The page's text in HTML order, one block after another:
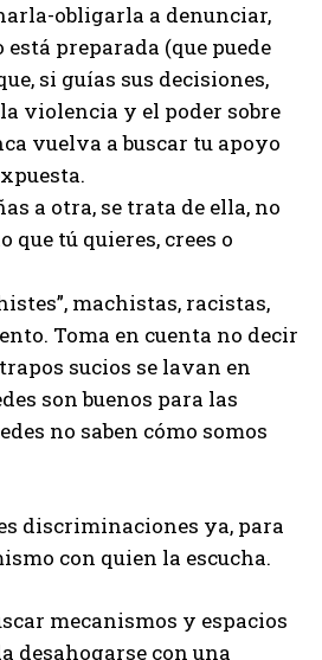
obligarla a denunciar,
está preparada (que puede
si guías sus decisiones,
violencia y el poder sobre
vuelva a buscar tu apoyo
a otra, se trata de ella, no
que tú quieres, crees o
machistas, racistas,
Toma en cuenta no decir
sucios se lavan en
son buenos para las
no saben cómo somos
discriminaciones ya, para
con quien la escucha.
mecanismos y espacios
desahogarse con una